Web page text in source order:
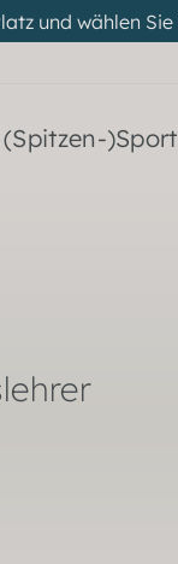
und wählen
)Sport